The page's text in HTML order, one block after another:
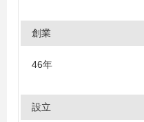
創業
46年
設立